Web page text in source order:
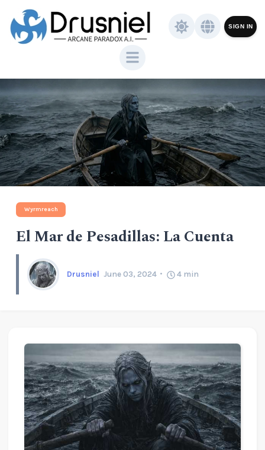
SIGN IN
Wyrmreach
El Mar de Pesadillas: La Cuenta
Drusniel June 03, 2024 4min